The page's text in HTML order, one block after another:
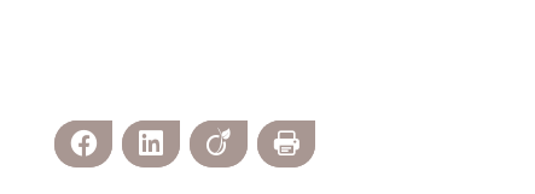
Facebook LinkedIn Viadeo